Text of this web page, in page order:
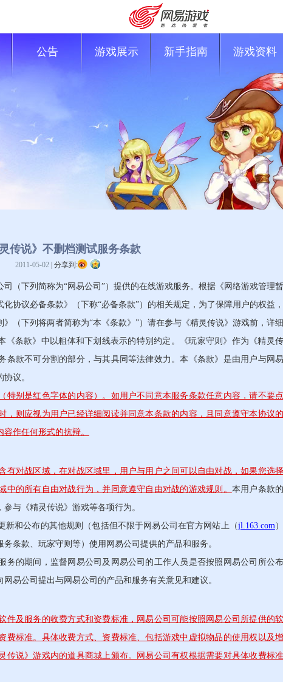
公告 游戏展示 新手指南 游戏资料
灵传说》不删档测试服务条款
2011-05-02| 分享到:
下列简称为“网易公司”）提供的在线游戏服务。根据《网络游戏管理暂
协议必备条款》（下称“必备条款”）的相关规定，为了保障用户的权益，
（下列将两者简称为“本《条款》”）请在参与《精灵传说》游戏前，详细
《条款》中以粗体和下划线表示的特别约定。《玩家守则》作为《精灵传
条款不可分割的部分，与其具同等法律效力。本《条款》是由用户与网易
议。
特别是红色字体的内容）。如用户不同意本服务条款任意内容，请不要点
，则应视为用户已经详细阅读并同意本条款的内容，且同意遵守本协议的
作任何形式的抗辩。
有对战区域，在对战区域里，用户与用户之间可以自由对战，如果您选择
中的所有自由对战行为，并同意遵守自由对战的游戏规则。 本用户条款的
与《精灵传说》游戏等各项行为。
和公布的其他规则（包括但不限于网易公司在官方网站上（jl.163.com）
条款、玩家守则等）使用网易公司提供的产品和服务。
的期间，监督网易公司及网易公司的工作人员是否按照网易公司所公布
易公司提出与网易公司的产品和服务有关意见和建议。
件及服务的收费方式和资费标准，网易公司可能按照网易公司所提供的软
费标准。具体收费方式、资费标准、包括游戏中虚拟物品的使用权以及增
传说》游戏内的道具商城上颁布。网易公司有权根据需要对具体收费标准